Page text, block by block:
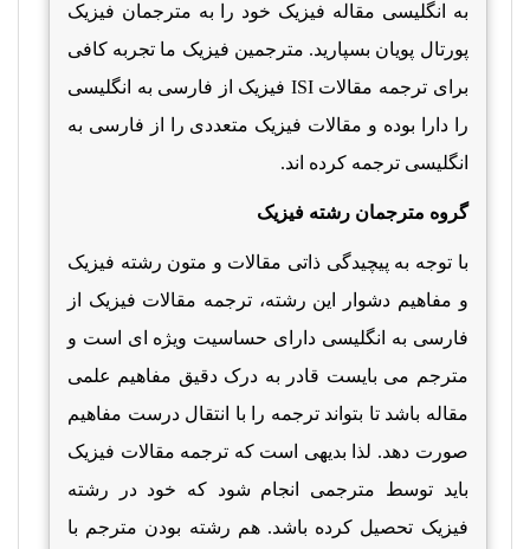
به انگلیسی مقاله فیزیک خود را به مترجمان فیزیک
پورتال پویان بسپارید. مترجمین فیزیک ما تجربه کافی
برای ترجمه مقالاتISI فیزیک از فارسی به انگلیسی
را دارا بوده و مقالات فیزیک متعددی را از فارسی به
انگلیسی ترجمه کرده اند.
گروه مترجمان رشته فیزیک
با توجه به پیچیدگی ذاتی مقالات و متون رشته فیزیک
و مفاهیم دشوار این رشته، ترجمه مقالات فیزیک از
فارسی به انگلیسی دارای حساسیت ویژه ای است و
مترجم می بایست قادر به درک دقیق مفاهیم علمی
مقاله باشد تا بتواند ترجمه را با انتقال درست مفاهیم
صورت دهد. لذا بدیهی است که ترجمه مقالات فیزیک
باید توسط مترجمی انجام شود که خود در رشته
فیزیک تحصیل کرده باشد. هم رشته بودن مترجم با